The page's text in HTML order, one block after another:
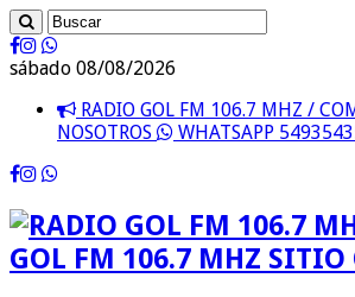
sábado 08/08/2026
RADIO GOL FM 106.7 MHZ /
NOSOTROS
WHATSAPP
GOL FM 106.7 MHZ